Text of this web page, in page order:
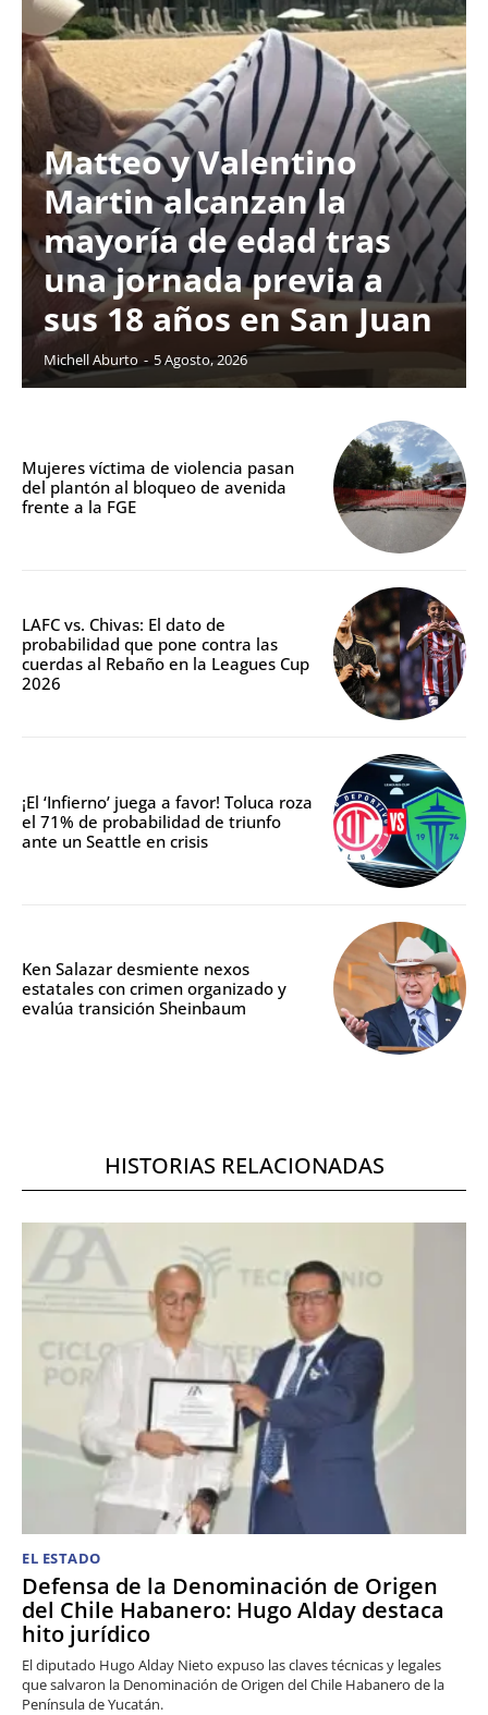
Matteo y Valentino
Martin alcanzan la
mayoría de edad tras
una jornada previa a
sus 18 años en San Juan
Michell Aburto - 5 Agosto, 2026
Mujeres víctima de violencia pasan
del plantón al bloqueo de avenida
frente a la FGE
LAFC vs. Chivas: El dato de
probabilidad que pone contra las
cuerdas al Rebaño en la Leagues Cup
2026
¡El ‘Infierno’ juega a favor! Toluca roza
el 71% de probabilidad de triunfo
ante un Seattle en crisis
Ken Salazar desmiente nexos
estatales con crimen organizado y
evalúa transición Sheinbaum
HISTORIAS RELACIONADAS
EL ESTADO
Defensa de la Denominación de Origen
del Chile Habanero: Hugo Alday destaca
hito jurídico
El diputado Hugo Alday Nieto expuso las claves técnicas y legales
que salvaron la Denominación de Origen del Chile Habanero de la
Península de Yucatán.